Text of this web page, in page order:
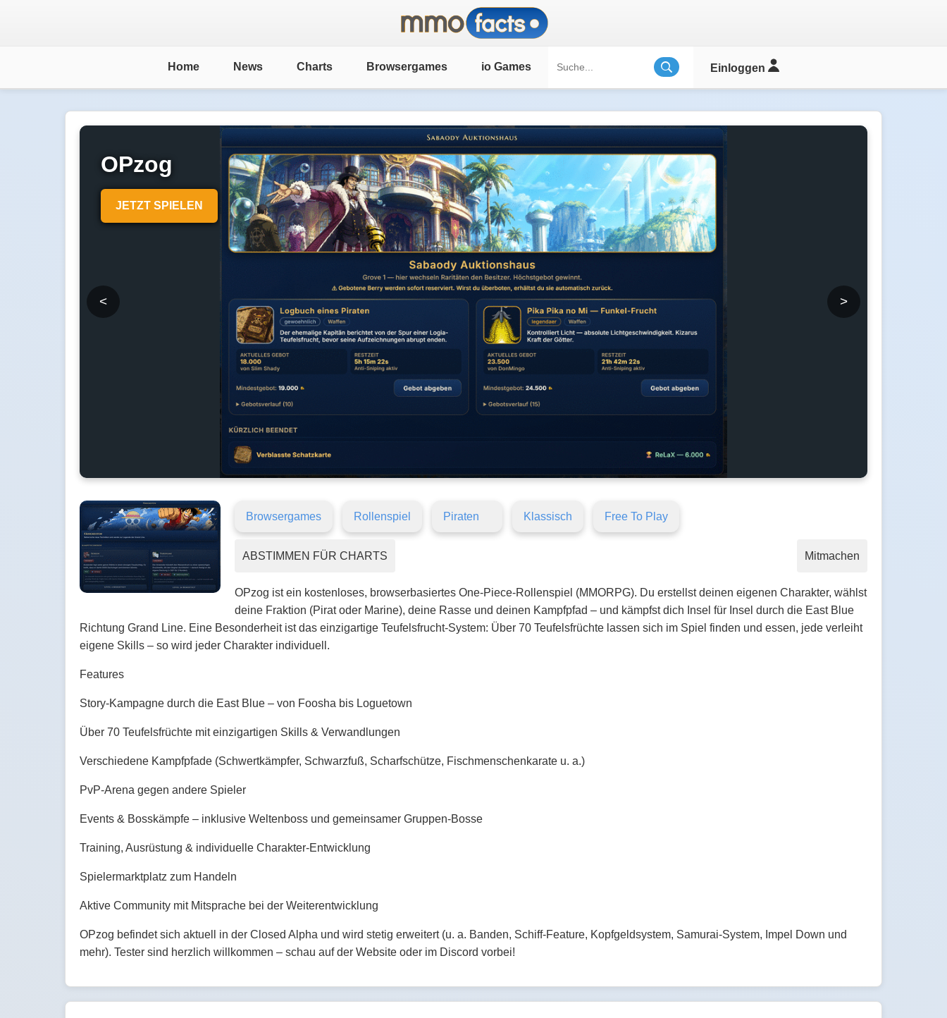
Home News Charts Browsergames io Games Einloggen
OPzog
JETZT SPIELEN
< >
Browsergames Rollenspiel Piraten Klassisch Free To Play
ABSTIMMEN FÜR CHARTS Mitmachen
OPzog ist ein kostenloses, browserbasiertes One-Piece-Rollenspiel (MMORPG). Du erstellst deinen eigenen Charakter, wählst
deine Fraktion (Pirat oder Marine), deine Rasse und deinen Kampfpfad – und kämpfst dich Insel für Insel durch die East Blue
Richtung Grand Line. Eine Besonderheit ist das einzigartige Teufelsfrucht-System: Über 70 Teufelsfrüchte lassen sich im Spiel finden und essen, jede verleiht
eigene Skills – so wird jeder Charakter individuell.
Features
Story-Kampagne durch die East Blue – von Foosha bis Loguetown
Über 70 Teufelsfrüchte mit einzigartigen Skills & Verwandlungen
Verschiedene Kampfpfade (Schwertkämpfer, Schwarzfuß, Scharfschütze, Fischmenschenkarate u. a.)
PvP-Arena gegen andere Spieler
Events & Bosskämpfe – inklusive Weltenboss und gemeinsamer Gruppen-Bosse
Training, Ausrüstung & individuelle Charakter-Entwicklung
Spielermarktplatz zum Handeln
Aktive Community mit Mitsprache bei der Weiterentwicklung
OPzog befindet sich aktuell in der Closed Alpha und wird stetig erweitert (u. a. Banden, Schiff-Feature, Kopfgeldsystem, Samurai-System, Impel Down und
mehr). Tester sind herzlich willkommen – schau auf der Website oder im Discord vorbei!